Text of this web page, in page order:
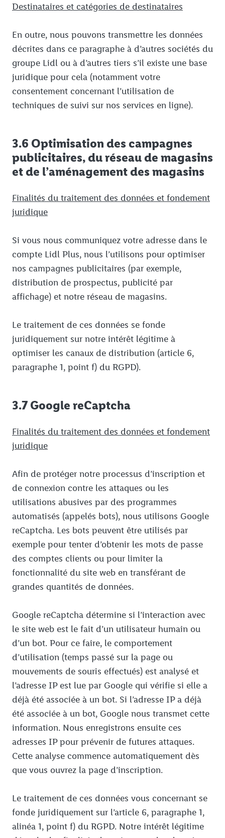
Destinataires et catégories de destinataires
En outre, nous pouvons transmettre les données
décrites dans ce paragraphe à d’autres sociétés du
groupe Lidl ou à d’autres tiers s’il existe une base
juridique pour cela (notamment votre
consentement concernant l’utilisation de
techniques de suivi sur nos services en ligne).
3.6 Optimisation des campagnes
publicitaires, du réseau de magasins
et de l’aménagement des magasins
Finalités du traitement des données et fondement
juridique
Si vous nous communiquez votre adresse dans le
compte Lidl Plus, nous l’utilisons pour optimiser
nos campagnes publicitaires (par exemple,
distribution de prospectus, publicité par
affichage) et notre réseau de magasins.
Le traitement de ces données se fonde
juridiquement sur notre intérêt légitime à
optimiser les canaux de distribution (article 6,
paragraphe 1, point f) du RGPD).
3.7 Google reCaptcha
Finalités du traitement des données et fondement
juridique
Afin de protéger notre processus d’inscription et
de connexion contre les attaques ou les
utilisations abusives par des programmes
automatisés (appelés bots), nous utilisons Google
reCaptcha. Les bots peuvent être utilisés par
exemple pour tenter d’obtenir les mots de passe
des comptes clients ou pour limiter la
fonctionnalité du site web en transférant de
grandes quantités de données.
Google reCaptcha détermine si l’interaction avec
le site web est le fait d’un utilisateur humain ou
d’un bot. Pour ce faire, le comportement
d’utilisation (temps passé sur la page ou
mouvements de souris effectués) est analysé et
l’adresse IP est lue par Google qui vérifie si elle a
déjà été associée à un bot. Si l’adresse IP a déjà
été associée à un bot, Google nous transmet cette
information. Nous enregistrons ensuite ces
adresses IP pour prévenir de futures attaques.
Cette analyse commence automatiquement dès
que vous ouvrez la page d’inscription.
Le traitement de ces données vous concernant se
fonde juridiquement sur l’article 6, paragraphe 1,
alinéa 1, point f) du RGPD. Notre intérêt légitime